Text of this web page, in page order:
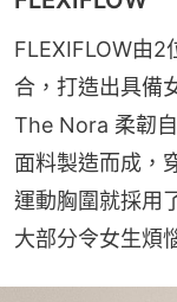
FLEXIFLOW由2
合，打造出具備
The Nora 柔韌
面料製造而成，
運動胸圍就採用
大部分令女生煩